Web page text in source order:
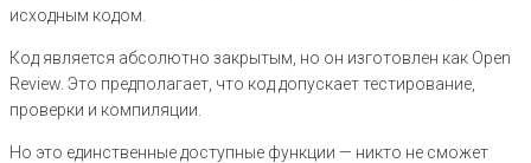
исходным кодом.
Код является абсолютно закрытым, но он изготовлен как Open
Review. Это предполагает, что код допускает тестирование,
проверки и компиляции.
Но это единственные доступные функции — никто не сможет